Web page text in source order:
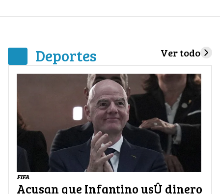
Deportes Ver todo
FIFA
Acusan que Infantino usÛ dinero